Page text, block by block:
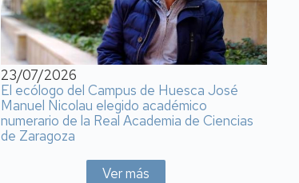
23/07/2026
El ecólogo del Campus de Huesca José
Manuel Nicolau elegido académico
numerario de la Real Academia de Ciencias
de Zaragoza
Ver más